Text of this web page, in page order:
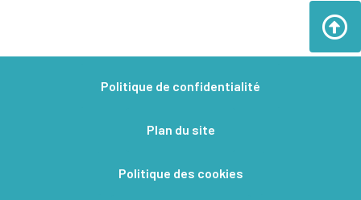
Politique de confidentialité
Plan du site
Politique des cookies